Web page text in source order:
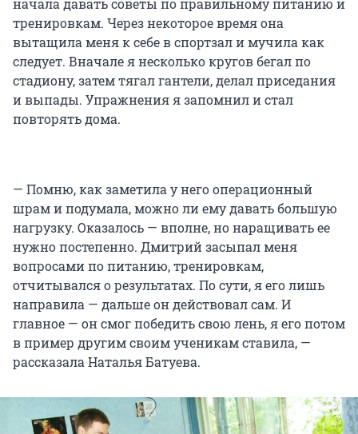
начала давать советы по правильному питанию и
тренировкам. Через некоторое время она
вытащила меня к себе в спортзал и мучила как
следует. Вначале я несколько кругов бегал по
стадиону, затем тягал гантели, делал приседания
и выпады. Упражнения я запомнил и стал
повторять дома.
— Помню, как заметила у него операционный
шрам и подумала, можно ли ему давать большую
нагрузку. Оказалось — вполне, но наращивать ее
нужно постепенно. Дмитрий засыпал меня
вопросами по питанию, тренировкам,
отчитывался о результатах. По сути, я его лишь
направила — дальше он действовал сам. И
главное — он смог победить свою лень, я его потом
в пример другим своим ученикам ставила, —
рассказала Наталья Батуева.